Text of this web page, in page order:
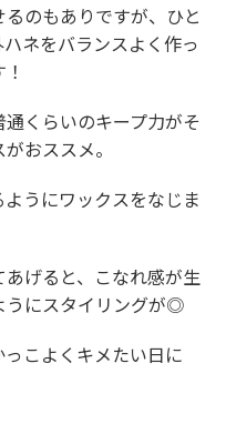
のもありですが、ひと
ネをバランスよく作っ
くらいのキープ力がそ
おススメ。
うにワックスをなじま
げると、こなれ感が生
うにスタイリングが◎
こよくキメたい日に